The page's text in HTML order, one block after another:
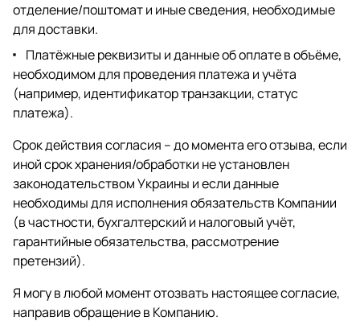
отделение/поштомат и иные сведения, необходимые
для доставки.
Платёжные реквизиты и данные об оплате в объёме,
необходимом для проведения платежа и учёта
(например, идентификатор транзакции, статус
платежа).
Срок действия согласия – до момента его отзыва, если
иной срок хранения/обработки не установлен
законодательством Украины и если данные
необходимы для исполнения обязательств Компании
(в частности, бухгалтерский и налоговый учёт,
гарантийные обязательства, рассмотрение
претензий).
Я могу в любой момент отозвать настоящее согласие,
направив обращение в Компанию.